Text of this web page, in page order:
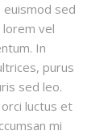
sed
lorem vel
In
purus
sed leo.
luctus et
mi